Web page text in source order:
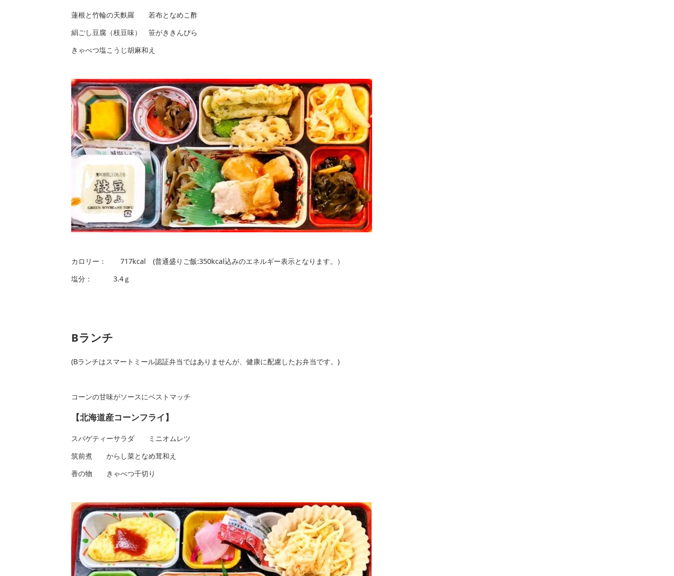
蓮根と竹輪の天麩羅 若布となめこ酢
絹ごし豆腐（枝豆味） 笹がききんぴら
きゃべつ塩こうじ胡麻和え
カロリー： 717kcal (普通盛りご飯:350kcal込みのエネルギー表示となります。）
塩分： 3.4ｇ
Bランチ
(Bランチはスマートミール認証弁当ではありませんが、健康に配慮したお弁当です。)
コーンの甘味がソースにベストマッチ
【北海道産コーンフライ】
スパゲティーサラダ ミニオムレツ
筑前煮 からし菜となめ茸和え
香の物 きゃべつ千切り